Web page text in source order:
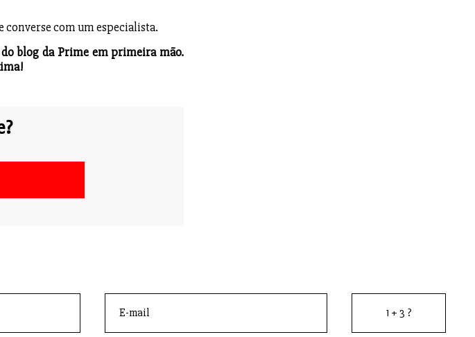
converse com um especialista.
do blog da Prime em primeira mão.